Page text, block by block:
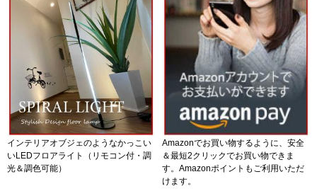
インテリアオブジェのようなかっこい
いLEDフロアライト（リモコン付・調
光＆調色可能）
Amazonでお買い物するように、安全
＆最短2クリックでお買い物できま
す。Amazonポイントもご利用いただ
けます。